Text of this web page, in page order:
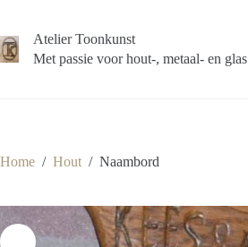
de
inhoud
Atelier Toonkunst
Met passie voor hout-, metaal- en glas
Home / Hout / Naambord